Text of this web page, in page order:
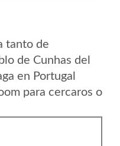
tanto de
de Cunhas del
en Portugal
para cercaros o